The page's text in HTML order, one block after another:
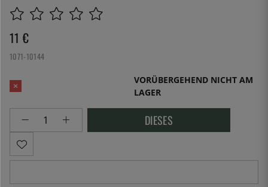
11 €
1071-10144
VORÜBERGEHEND NICHT AM
LAGER
DIESES